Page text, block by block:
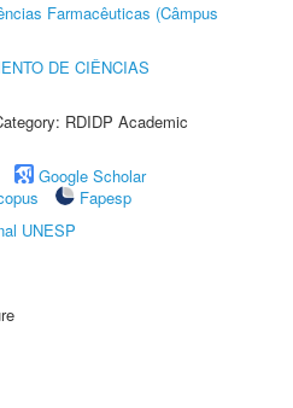
Farmacêuticas (Câmpus
DE CIÊNCIAS
RDIDP Academic
Google Scholar
Fapesp
UNESP